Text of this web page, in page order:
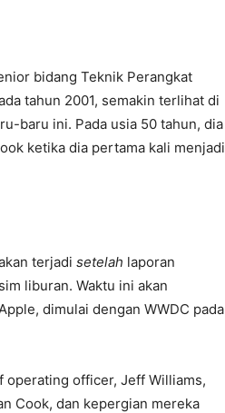
bidang Teknik Perangkat
tahun 2001, semakin terlihat di
baru ini. Pada usia 50 tahun, dia
ketika dia pertama kali menjadi
terjadi setelah laporan
liburan. Waktu ini akan
dimulai dengan WWDC pada
operating officer, Jeff Williams,
Cook, dan kepergian mereka